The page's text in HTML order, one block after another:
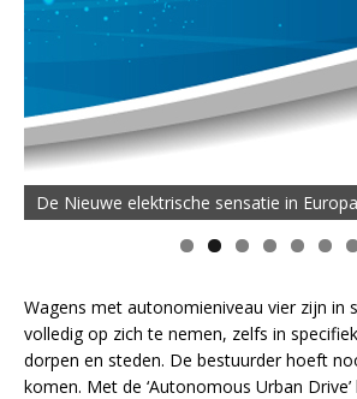
De Nieuwe elektrische sensatie in Europa
Wagens met autonomieniveau vier zijn in
volledig op zich te nemen, zelfs in
dorpen en steden. De bestuurder hoeft
komen. Met de ‘Autonomous Urban Drive’